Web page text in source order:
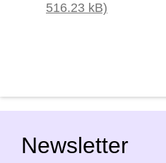
516.23 kB)
Newsletter